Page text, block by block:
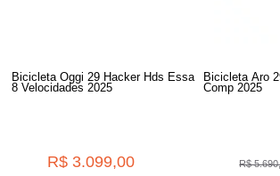
Bicicleta Oggi 29 Hacker Hds Essa
8 Velocidades 2025
R$ 3.099,00
Bicicleta Aro
Comp 2025
R$